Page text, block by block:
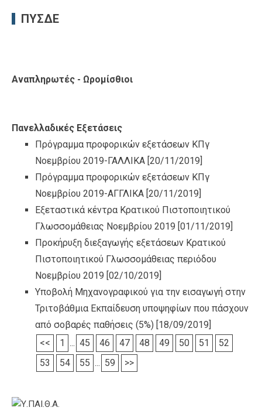
ΠΥΣΔΕ
Αναπληρωτές - Ωρομίσθιοι
Πανελλαδικές Εξετάσεις
Πρόγραμμα προφορικών εξετάσεων ΚΠγ
Νοεμβρίου 2019-ΓΑΛΛΙΚΑ [20/11/2019]
Πρόγραμμα προφορικών εξετάσεων ΚΠγ
Νοεμβρίου 2019-ΑΓΓΛΙΚΑ [20/11/2019]
Εξεταστικά κέντρα Κρατικού Πιστοποιητικού
Γλωσσομάθειας Νοεμβρίου 2019 [01/11/2019]
Προκήρυξη διεξαγωγής εξετάσεων Κρατικού
Πιστοποιητικού Γλωσσομάθειας περιόδου
Νοεμβρίου 2019 [02/10/2019]
Υποβολή Μηχανογραφικού για την εισαγωγή στην
Τριτοβάθμια Εκπαίδευση υποψηφίων που πάσχουν
από σοβαρές παθήσεις (5%) [18/09/2019]
<<
1 ... 45 46 47 48 49 50 51
52
53
54 55 ... 59 >>